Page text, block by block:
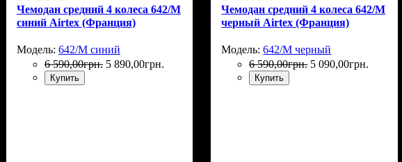
Чемодан средний 4 колеса 642/M
синий Airtex (Франция)
Модель: 642/M синий
6 590,00грн. 5 890,00грн.
Купить
Чемодан средний 4 колеса 642/M
черный Airtex (Франция)
Модель:642/M черный
6 590,00грн. 5 090,00грн.
Купить